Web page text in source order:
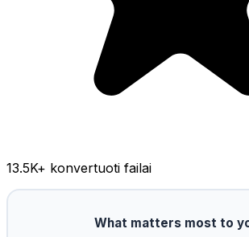
13.5K+ konvertuoti failai
What matters most to